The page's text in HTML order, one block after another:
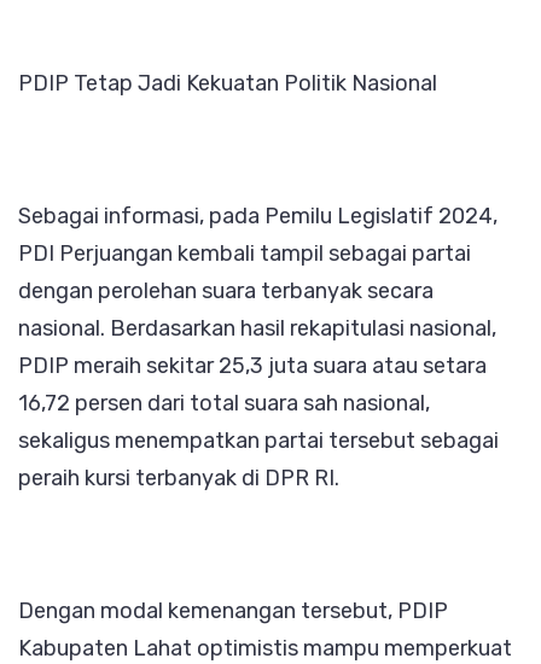
PDIP Tetap Jadi Kekuatan Politik Nasional
Sebagai informasi, pada Pemilu Legislatif 2024,
PDI Perjuangan kembali tampil sebagai partai
dengan perolehan suara terbanyak secara
nasional. Berdasarkan hasil rekapitulasi nasional,
PDIP meraih sekitar 25,3 juta suara atau setara
16,72 persen dari total suara sah nasional,
sekaligus menempatkan partai tersebut sebagai
peraih kursi terbanyak di DPR RI.
Dengan modal kemenangan tersebut, PDIP
Kabupaten Lahat optimistis mampu memperkuat